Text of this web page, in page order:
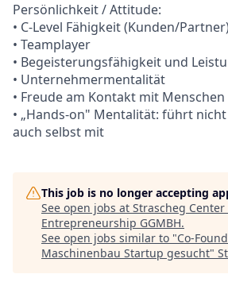
Persönlichkeit / Attitude:
• C-Level Fähigkeit (Kunden/
• Teamplayer
• Begeisterungsfähigkeit und
• Unternehmermentalität
• Freude am Kontakt mit Menschen
• „Hands-on" Mentalität: führt
auch selbst mit
This job is no longer accepting
See open jobs at Strascheg
Entrepreneurship GGMBH.
See open jobs similar to "Co-
Maschinenbau Startup gesucht"